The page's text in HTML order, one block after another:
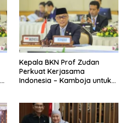
Kepala BKN Prof Zudan
Perkuat Kerjasama
Indonesia – Kamboja untuk